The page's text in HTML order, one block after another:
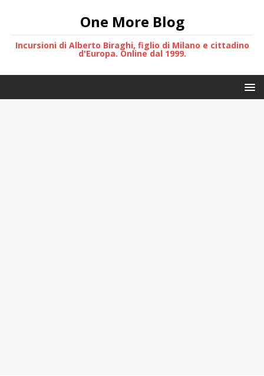
One More Blog
Incursioni di Alberto Biraghi, figlio di Milano e cittadino
d'Europa. Online dal 1999.